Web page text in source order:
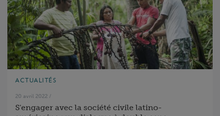
ACTUALITÉS
20 avril 2022 /
S'engager avec la société civile latino-